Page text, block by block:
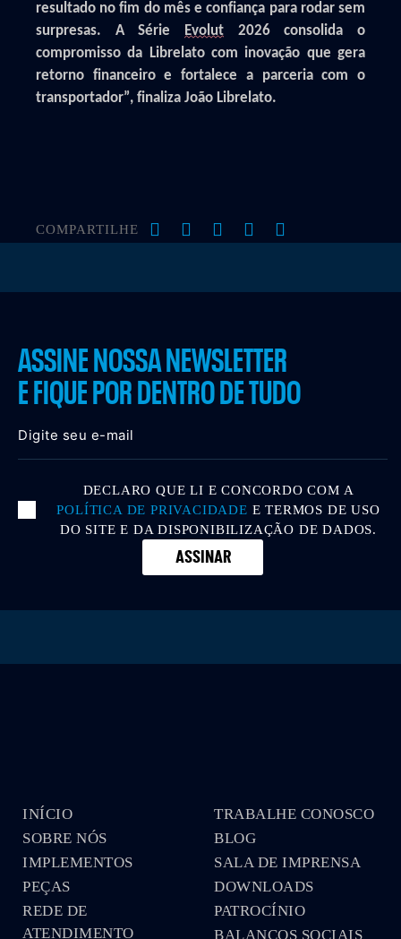
resultado no fim do mês e confiança para rodar sem
surpresas. A Série
Evolut 2026 consolida o
compromisso da Librelato com inovação que gera
retorno financeiro e fortalece a parceria com o
transportador”, finaliza João Librelato.
COMPARTILHE
ASSINE NOSSA NEWSLETTER
E FIQUE POR DENTRO DE TUDO
ASSINAR
DECLARO QUE LI E CONCORDO COM A
POLÍTICA DE PRIVACIDADE E TERMOS DE USO
DO SITE E DA DISPONIBILIZAÇÃO DE DADOS.
INÍCIO
SOBRE NÓS
IMPLEMENTOS
PEÇAS
REDE DE
ATENDIMENTO
TRABALHE CONOSCO
BLOG
SALA DE IMPRENSA
DOWNLOADS
PATROCÍNIO
BALANÇOS SOCIAIS